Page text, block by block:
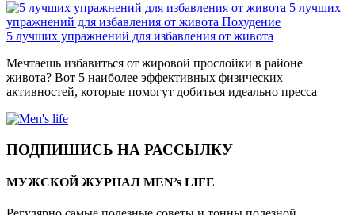
5 лучших
упражнений для избавления от живота Похудение
5 лучших упражнений для избавления от живота
Мечтаешь избавиться от жировой прослойки в районе
живота? Вот 5 наиболее эффективных физических
активностей, которые помогут добиться идеально пресса
ПОДПИШИСЬ НА РАССЫЛКУ
МУЖСКОЙ ЖУРНАЛ MEN’s LIFE